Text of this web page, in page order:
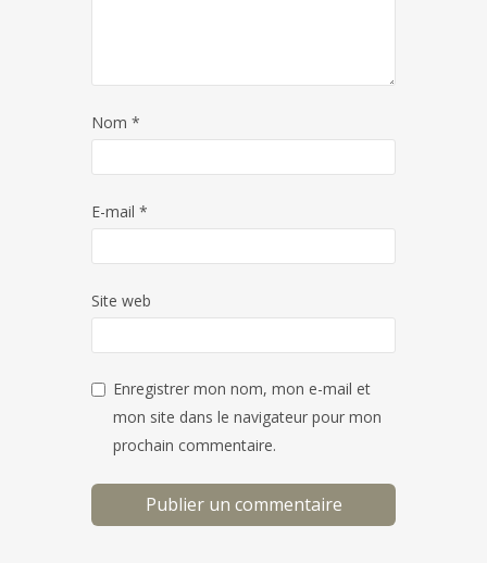
Nom *
E-mail *
Site web
Enregistrer mon nom, mon e-mail et
mon site dans le navigateur pour mon
prochain commentaire.